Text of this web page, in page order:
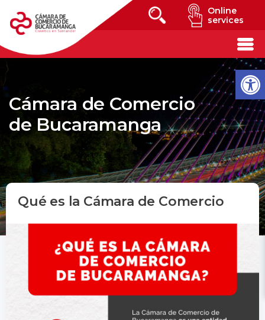
Online
services
Cámara de Comercio
de Bucaramanga
Qué es la Cámara de Comercio